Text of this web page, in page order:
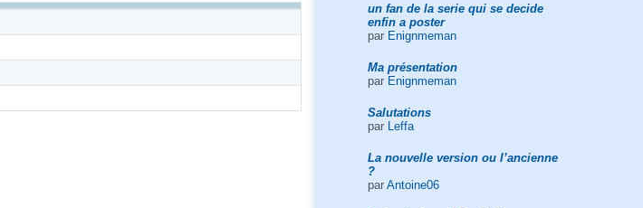
un fan de la serie qui se decide
enfin a poster
par Enignmeman
Ma présentation
par Enignmeman
Salutations
par
Leffa
La nouvelle version ou l’ancienne
?
par Antoine06